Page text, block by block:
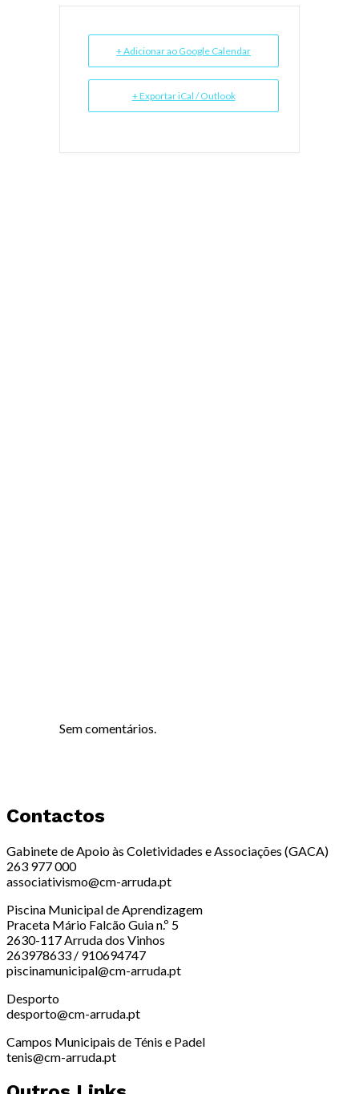
+ Adicionar ao Google Calendar
+ Exportar iCal / Outlook
Sem comentários.
Contactos
Gabinete de Apoio às Coletividades e Associações (GACA)
263 977 000
associativismo@cm-arruda.pt
Piscina Municipal de Aprendizagem
Praceta Mário Falcão Guia n.º 5
2630-117 Arruda dos Vinhos
263978633 / 910694747
piscinamunicipal@cm-arruda.pt
Desporto
desporto@cm-arruda.pt
Campos Municipais de Ténis e Padel
tenis@cm-arruda.pt